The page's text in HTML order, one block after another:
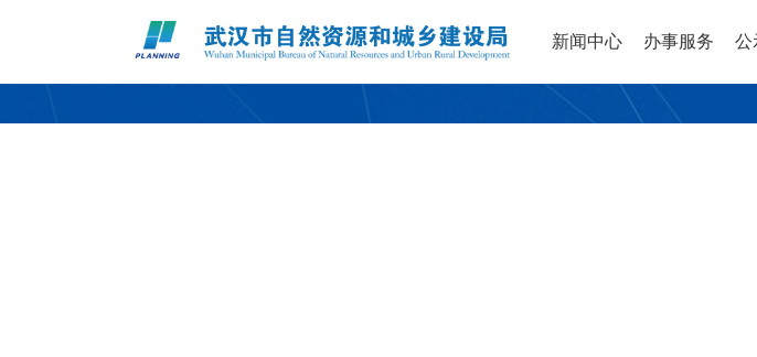
新闻中心 办事服务 公